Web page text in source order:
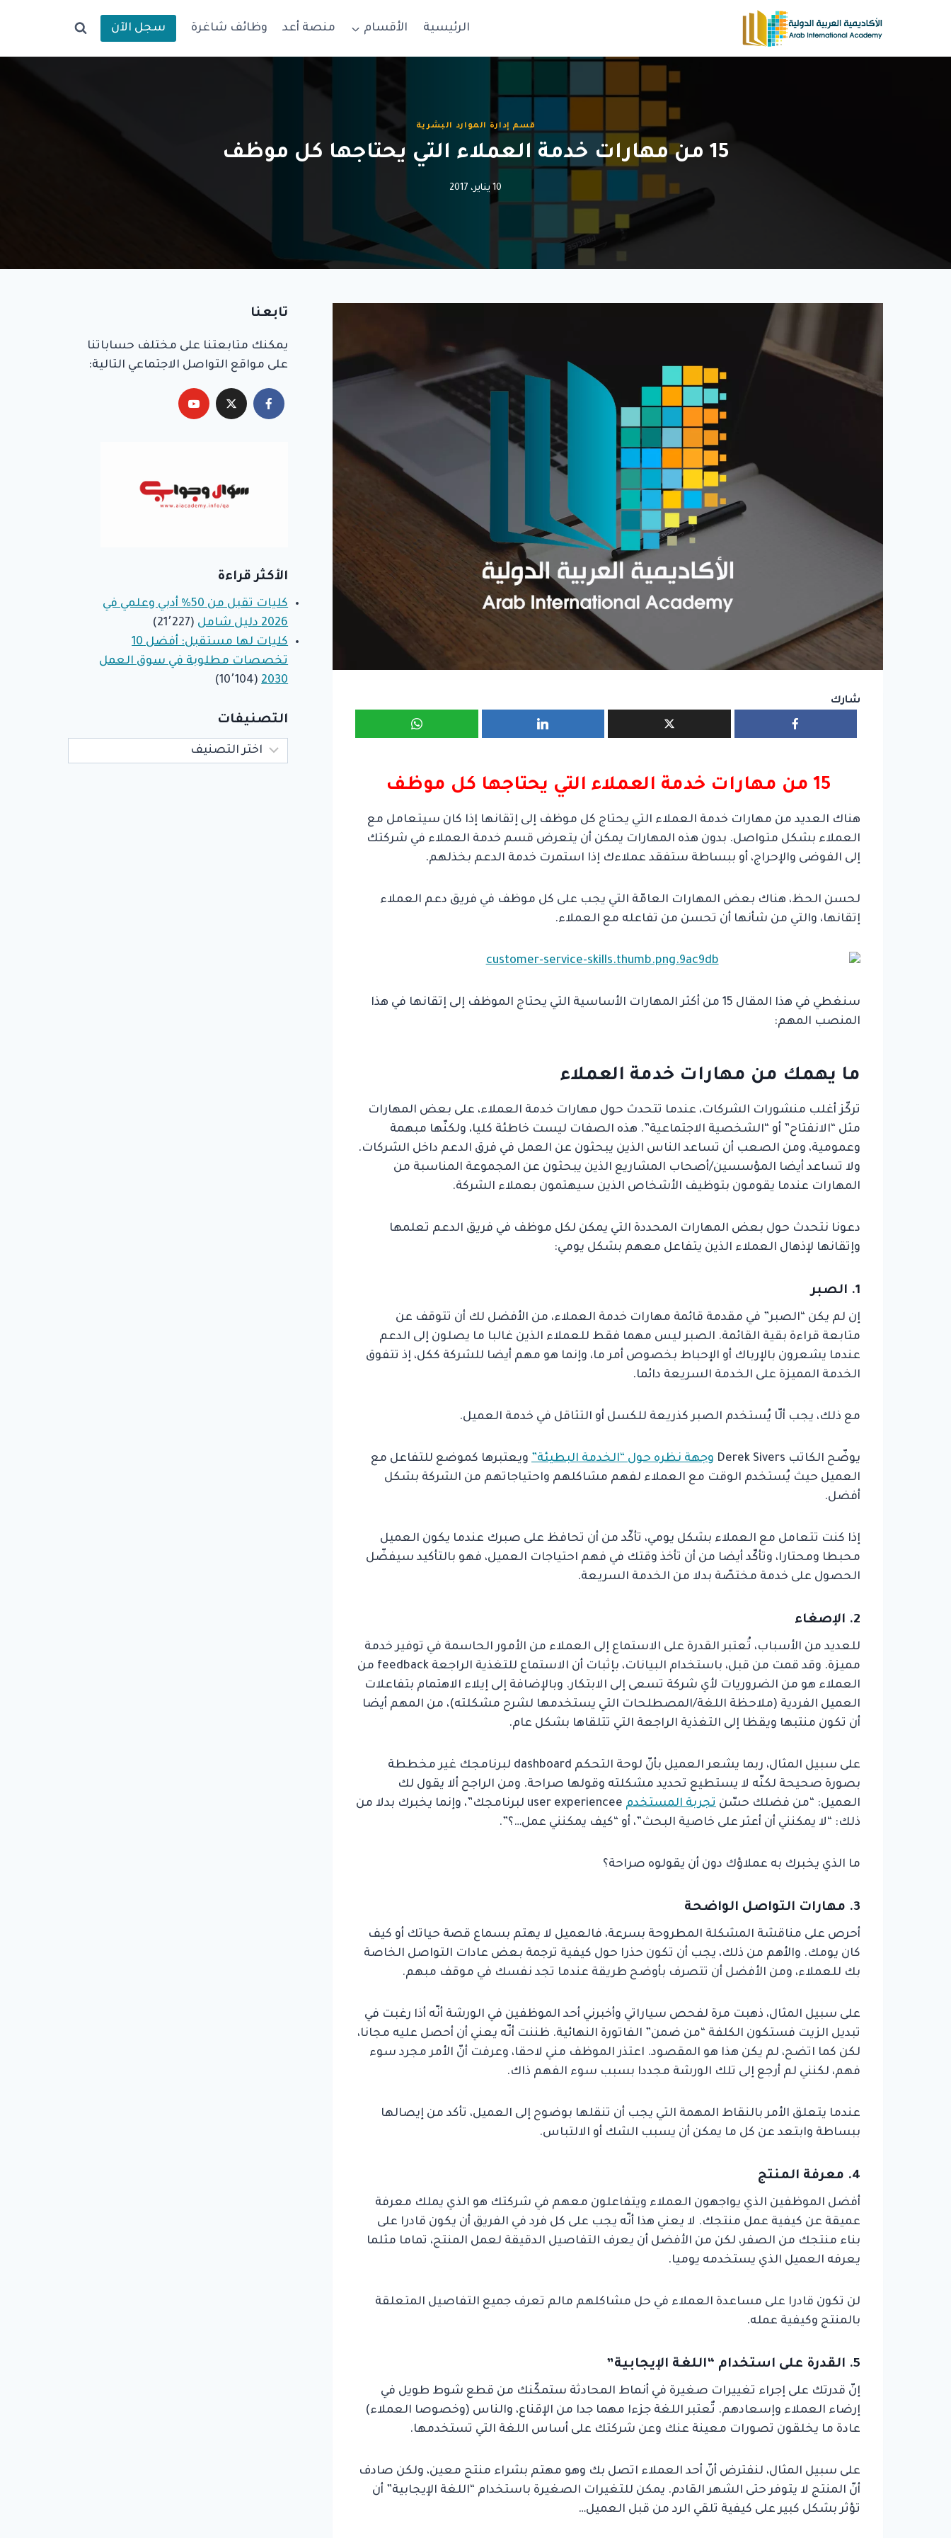
الرئيسية الأقسام منصة أعد وظائف شاغرة سجل الآن
قسم إدارة الموارد البشرية
15 من مهارات خدمة العملاء التي يحتاجها كل موظف
10 يناير، 2017
شارك
15 من مهارات خدمة العملاء التي يحتاجها كل موظف
هناك العديد من مهارات خدمة العملاء التي يحتاج كل موظف إلى إتقانها إذا كان سيتعامل مع
العملاء بشكل متواصل. بدون هذه المهارات يمكن أن يتعرض قسم خدمة العملاء في شركتك
إلى الفوضى والإحراج، أو ببساطة ستفقد عملاءك إذا استمرت خدمة الدعم بخذلهم.
لحسن الحظ، هناك بعض المهارات العامّة التي يجب على كل موظف في فريق دعم العملاء
إتقانها، والتي من شأنها أن تحسن من تفاعله مع العملاء.
سنغطي في هذا المقال 15 من أكثر المهارات الأساسية التي يحتاج الموظف إلى إتقانها في هذا
المنصب المهم:
ما يهمك من مهارات خدمة العملاء
تركّز أغلب منشورات الشركات، عندما تتحدث حول مهارات خدمة العملاء، على بعض المهارات
مثل “الانفتاح” أو “الشخصية الاجتماعية”. هذه الصفات ليست خاطئة كليا، ولكنّها مبهمة
وعمومية، ومن الصعب أن تساعد الناس الذين يبحثون عن العمل في فرق الدعم داخل الشركات.
ولا تساعد أيضا المؤسسين/أصحاب المشاريع الذين يبحثون عن المجموعة المناسبة من
المهارات عندما يقومون بتوظيف الأشخاص الذين سيهتمون بعملاء الشركة.
دعونا نتحدث حول بعض المهارات المحددة التي يمكن لكل موظف في فريق الدعم تعلمها
وإتقانها لإذهال العملاء الذين يتفاعل معهم بشكل يومي:
1. الصبر
إن لم يكن “الصبر” في مقدمة قائمة مهارات خدمة العملاء، من الأفضل لك أن تتوقف عن
متابعة قراءة بقية القائمة. الصبر ليس مهما فقط للعملاء الذين غالبا ما يصلون إلى الدعم
عندما يشعرون بالإرباك أو الإحباط بخصوص أمر ما، وإنما هو مهم أيضا للشركة ككل، إذ تتفوق
الخدمة المميزة على الخدمة السريعة دائما.
مع ذلك، يجب ألّا يُستخدم الصبر كذريعة للكسل أو التثاقل في خدمة العميل.
يوضّح الكاتب Derek Sivers وجهة نظره حول“الخدمة البطيئة” ويعتبرها كموضع للتفاعل مع
العميل حيث يُستخدم الوقت مع العملاء لفهم مشاكلهم واحتياجاتهم من الشركة بشكل
أفضل.
إذا كنت تتعامل مع العملاء بشكل يومي، تأكّد من أن تحافظ على صبرك عندما يكون العميل
محبطا ومحتارا، وتأكّد أيضا من أن تأخذ وقتك في فهم احتياجات العميل، فهو بالتأكيد سيفضّل
الحصول على خدمة مختصّة بدلا من الخدمة السريعة.
2. الإصغاء
للعديد من الأسباب، تُعتبر القدرة على الاستماع إلى العملاء من الأمور الحاسمة في توفير خدمة
مميزة. وقد قمت من قبل، باستخدام البيانات، بإثبات أن الاستماع للتغذية الراجعة feedback من
العملاء هو من الضروريات لأي شركة تسعى إلى الابتكار. وبالإضافة إلى إيلاء الاهتمام بتفاعلات
العميل الفردية (ملاحظة اللغة/المصطلحات التي يستخدمها لشرح مشكلته)، من المهم أيضا
أن تكون منتبها ويقظا إلى التغذية الراجعة التي تتلقاها بشكل عام.
على سبيل المثال، ربما يشعر العميل بأنّ لوحة التحكم dashboard لبرنامجك غير مخططة
بصورة صحيحة لكنّه لا يستطيع تحديد مشكلته وقولها صراحة. ومن الراجح ألا يقول لك
العميل: “من فضلك حسّنتجربة المستخدم
user experiencee لبرنامجك”، وإنما يخبرك بدلا من
ذلك: “لا يمكنني أن أعثر على خاصية البحث”، أو “كيف يمكنني عمل…؟”.
ما الذي يخبرك به عملاؤك دون أن يقولوه صراحة؟
3. مهارات التواصل الواضحة
أحرص على مناقشة المشكلة المطروحة بسرعة، فالعميل لا يهتم بسماع قصة حياتك أو كيف
كان يومك. والأهم من ذلك، يجب أن تكون حذرا حول كيفية ترجمة بعض عادات التواصل الخاصة
بك للعملاء، ومن الأفضل أن تتصرف بأوضح طريقة عندما تجد نفسك في موقف مبهم.
على سبيل المثال، ذهبت مرة لفحص سياراتي وأخبرني أحد الموظفين في الورشة أنّه أذا رغبت في
تبديل الزيت فستكون الكلفة “من ضمن” الفاتورة النهائية. ظننت أنّه يعني أن أحصل عليه مجانا،
لكن كما اتضح، لم يكن هذا هو المقصود. اعتذر الموظف مني لاحقا، وعرفت أنّ الأمر مجرد سوء
فهم، لكنني لم أرجع إلى تلك الورشة مجددا بسبب سوء الفهم ذاك.
عندما يتعلق الأمر بالنقاط المهمة التي يجب أن تنقلها بوضوح إلى العميل، تأكد من إيصالها
ببساطة وابتعد عن كل ما يمكن أن يسبب الشك أو الالتباس.
4. معرفة المنتج
أفضل الموظفين الذي يواجهون العملاء ويتفاعلون معهم في شركتك هو الذي يملك معرفة
عميقة عن كيفية عمل منتجك. لا يعني هذا أنّه يجب على كل فرد في الفريق أن يكون قادرا على
بناء منتجك من الصفر، لكن من الأفضل أن يعرف التفاصيل الدقيقة لعمل المنتج، تماما مثلما
يعرفه العميل الذي يستخدمه يوميا.
لن تكون قادرا على مساعدة العملاء في حل مشاكلهم مالم تعرف جميع التفاصيل المتعلقة
بالمنتج وكيفية عمله.
5. القدرة على استخدام “اللغة الإيجابية”
إنّ قدرتك على إجراء تغييرات صغيرة في أنماط المحادثة ستمكّنك من قطع شوط طويل في
إرضاء العملاء وإسعادهم. تٌعتبر اللغة جزءا مهما جدا من الإقناع، والناس (وخصوصا العملاء)
عادة ما يخلقون تصورات معينة عنك وعن شركتك على أساس اللغة التي تستخدمها.
على سبيل المثال، لنفترض أنّ أحد العملاء اتصل بك وهو مهتم بشراء منتج معين، ولكن صادف
أنّ المنتج لا يتوفر حتى الشهر القادم. يمكن للتغيرات الصغيرة باستخدام “اللغة الإيجابية” أن
تؤثر بشكل كبير على كيفية تلقي الرد من قبل العميل…
تابعنا
يمكنك متابعتنا على مختلف حساباتنا
على مواقع التواصل الاجتماعي التالية:
الأكثر قراءة
كليات تقبل من 50% أدبي وعلمي في
2026 دليل شامل
(21٬227)
كليات لها مستقبل: أفضل 10
تخصصات مطلوبة في سوق العمل
2030 (10٬104)
التصنيفات
التصنيفات